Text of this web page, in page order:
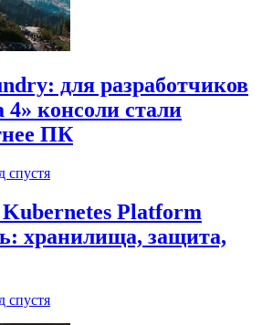
для разработчиков
4» консоли стали
ПК
спустя
Kubernetes Platform
хранилища, защита,
спустя